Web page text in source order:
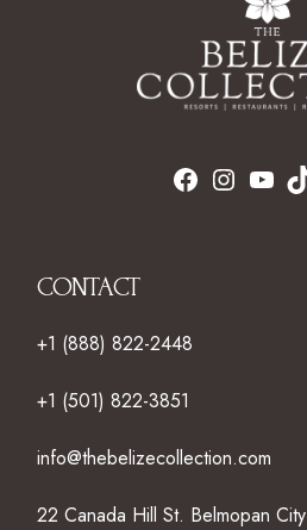
CONTACT
+1 (888) 822-2448
+1 (501) 822-3851
info@thebelizecollection.com
22 Canada Hill St. Belmopan City